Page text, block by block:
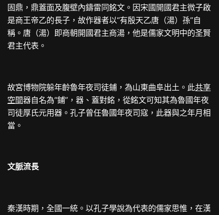
固鼎，鼎蓋面及腹壁內鑄雷同銘文。因宋國開國君主微子啟
是商王帝乙的長子，故作器者以“有殷天乙唐（湯）孫”自
稱。唐（湯）即商朝開國君主商湯，他是儒家文明中的圣賢
君主代表。
故宮博物院躲年齡魯年夜司徒鋪，為山東曲阜出土。此共享
空間器自名為“鋪”，器、蓋對銘，從銘文可知其為魯國年夜
司徒厚氏元用器。孔子曾任魯國年夜司寇，此器與之年月相
當。
文脈流長
秦漢時期，全國一統。以孔子學說為代表的儒家思惟，在漢